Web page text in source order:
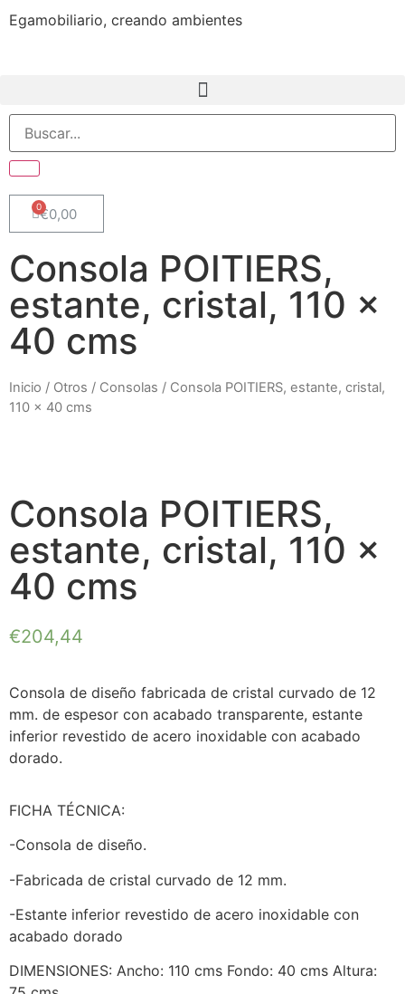
Egamobiliario, creando ambientes
€0,00
Consola POITIERS,
estante, cristal, 110 x
40 cms
Inicio / Otros / Consolas / Consola POITIERS, estante, cristal,
110 x 40 cms
Consola POITIERS,
estante, cristal, 110 x
40 cms
€204,44
Consola de diseño fabricada de cristal curvado de 12
mm. de espesor con acabado transparente, estante
inferior revestido de acero inoxidable con acabado
dorado.
FICHA TÉCNICA:
-Consola de diseño.
-Fabricada de cristal curvado de 12 mm.
-Estante inferior revestido de acero inoxidable con
acabado dorado
DIMENSIONES: Ancho: 110 cms Fondo: 40 cms Altura: